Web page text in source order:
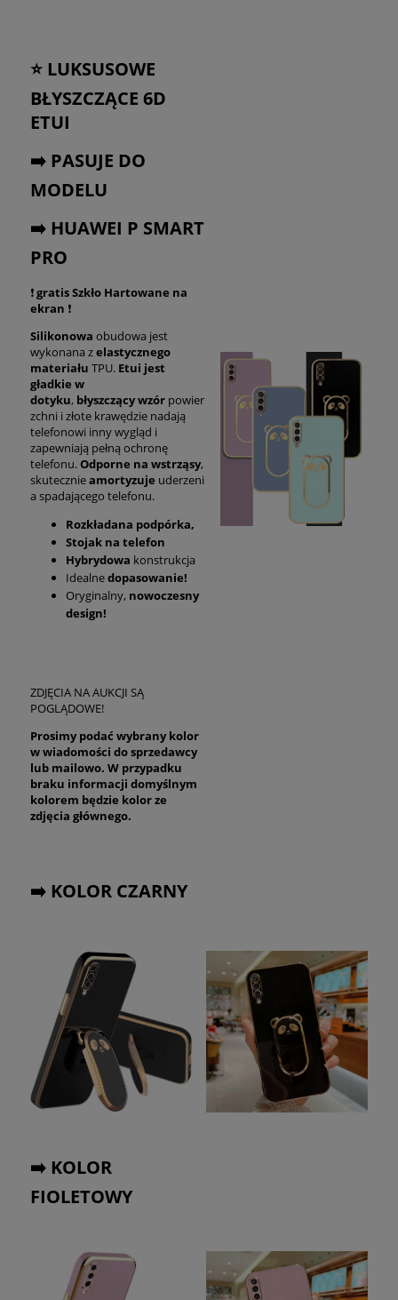
⭐ LUKSUSOWE
BŁYSZCZĄCE 6D
ETUI
➡️ PASUJE DO
MODELU
➡️ HUAWEI P SMART
PRO
❗gratis Szkło Hartowane na
ekran ❗
Silikonowa obudowa jest
wykonana zelastycznego
materiału TPU. Etui jest
gładkie w
dotyku, błyszczącywzór powier
zchni i złote krawędzie nadają
telefonowi inny wygląd i
zapewniają pełną ochronę
telefonu.Odporne na wstrząsy,
skutecznieamortyzuje uderzeni
a spadającego telefonu.
Rozkładana podpórka,
Stojak na telefon
Hybrydowa konstrukcja
Idealnedopasowanie!
Oryginalny, nowoczesny
design!
ZDJĘCIA NA AUKCJI SĄ
POGLĄDOWE!
Prosimy podać wybrany kolor
w wiadomości do sprzedawcy
lub mailowo. W przypadku
braku informacji domyślnym
kolorem będzie kolor ze
zdjęcia głównego.
➡️ KOLOR CZARNY
➡️ KOLOR
FIOLETOWY